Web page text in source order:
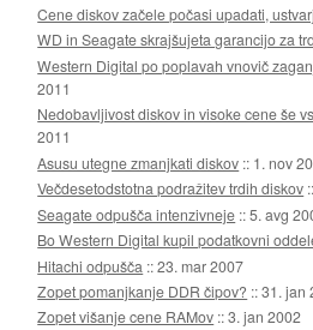
Cene diskov začele počasi upadati,
WD in Seagate skrajšujeta garancijo za
Western Digital po poplavah vnovič
2011
Nedobavljivost diskov in visoke cene še
2011
Asusu utegne zmanjkati diskov :: 1. nov
Večdesetodstotna podražitev trdih diskov
Seagate odpušča intenzivneje ::5. avg
Bo Western Digital kupil podatkovni
Hitachi odpušča ::23. mar 2007
Zopet pomanjkanje DDR čipov? ::31. jan
Zopet višanje cene RAMov ::3. jan 2002